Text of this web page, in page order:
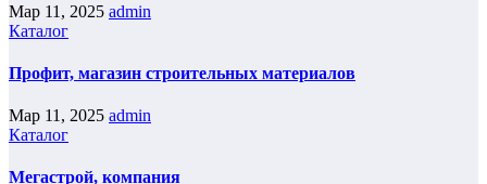
Мар 11, 2025 admin
Каталог
Профит, магазин строительных материалов
Мар 11, 2025 admin
Каталог
Мегастрой, компания